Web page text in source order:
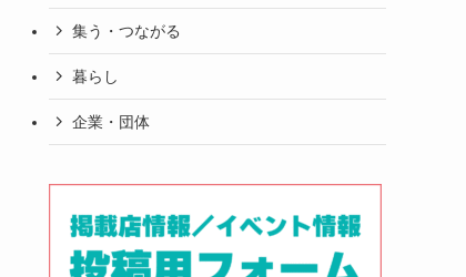
集う・つながる
暮らし
企業・団体